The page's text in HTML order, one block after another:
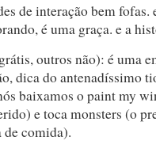
de interação bem fofas.
é uma graça. e a
outros não): é uma
dica do antenadíssimo
baixamos o paint my
e toca monsters (o
de comida).